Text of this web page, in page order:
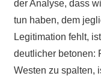
der Analyse, dass
tun haben, dem
Legitimation fehlt,
deutlicher betonen:
Westen zu spalten,